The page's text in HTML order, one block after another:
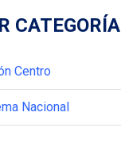
CATEGORÍA
Centro
Nacional